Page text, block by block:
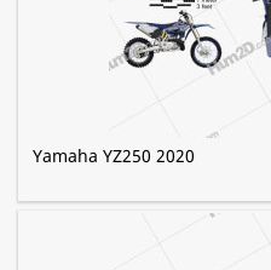
Yamaha YZ250 2020